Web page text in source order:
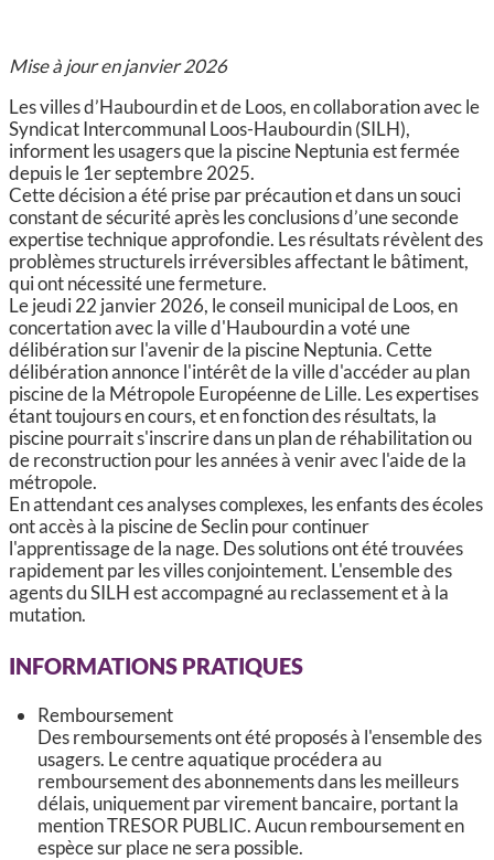
Mise à jour en janvier 2026
Les villes d’Haubourdin et de Loos, en collaboration avec le
Syndicat Intercommunal Loos-Haubourdin (SILH),
informent les usagers que la piscine Neptunia est fermée
depuis le 1er septembre 2025.
Cette décision a été prise par précaution et dans un souci
constant de sécurité après les conclusions d’une seconde
expertise technique approfondie. Les résultats révèlent des
problèmes structurels irréversibles affectant le bâtiment,
qui ont nécessité une fermeture.
Le jeudi 22 janvier 2026, le conseil municipal de Loos, en
concertation avec la ville d'Haubourdin a voté une
délibération sur l'avenir de la piscine Neptunia. Cette
délibération annonce l'intérêt de la ville d'accéder au plan
piscine de la Métropole Européenne de Lille. Les expertises
étant toujours en cours, et en fonction des résultats, la
piscine pourrait s'inscrire dans un plan de réhabilitation ou
de reconstruction pour les années à venir avec l'aide de la
métropole.
En attendant ces analyses complexes, les enfants des écoles
ont accès à la piscine de Seclin pour continuer
l'apprentissage de la nage. Des solutions ont été trouvées
rapidement par les villes conjointement. L'ensemble des
agents du SILH est accompagné au reclassement et à la
mutation.
INFORMATIONS PRATIQUES
Remboursement
Des remboursements ont été proposés à l'ensemble des
usagers. Le centre aquatique procédera au
remboursement des abonnements dans les meilleurs
délais, uniquement par virement bancaire, portant la
mention TRESOR PUBLIC. Aucun remboursement en
espèce sur place ne sera possible.